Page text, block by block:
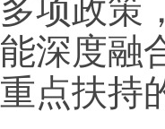
多项政策
能深度融
重点扶持